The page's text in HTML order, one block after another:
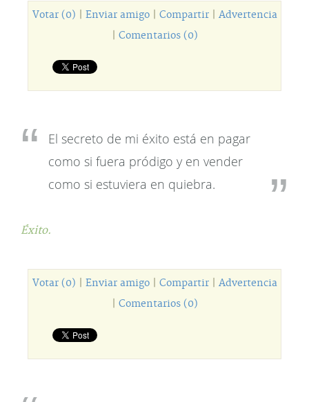
Votar (0) Enviar amigo| Compartir| Advertencia
Comentarios (0)
El secreto de mi éxito está en pagar
como si fuera pródigo y en vender
como si estuviera en quiebra.
Éxito.
Votar (0) Enviar amigo| Compartir| Advertencia
Comentarios (0)